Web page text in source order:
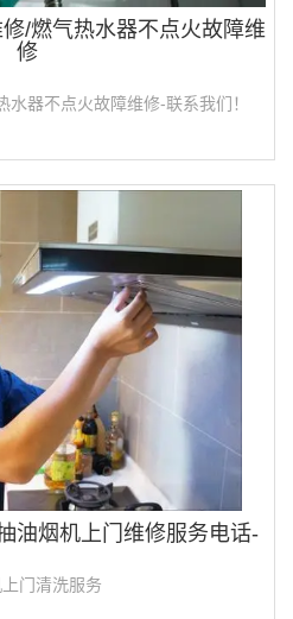
/燃气热水器不点火故障维
修
器不点火故障维修-联系我们！
油烟机上门维修服务电话-
门清洗服务